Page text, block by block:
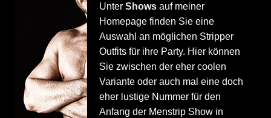
UnterShows auf meiner
Homepage finden Sie eine
Auswahl an möglichen Stripper
Outfits für ihre Party. Hier können
Sie zwischen der eher coolen
Variante oder auch mal eine doch
eher lustige Nummer für den
Anfang der Menstrip Show in